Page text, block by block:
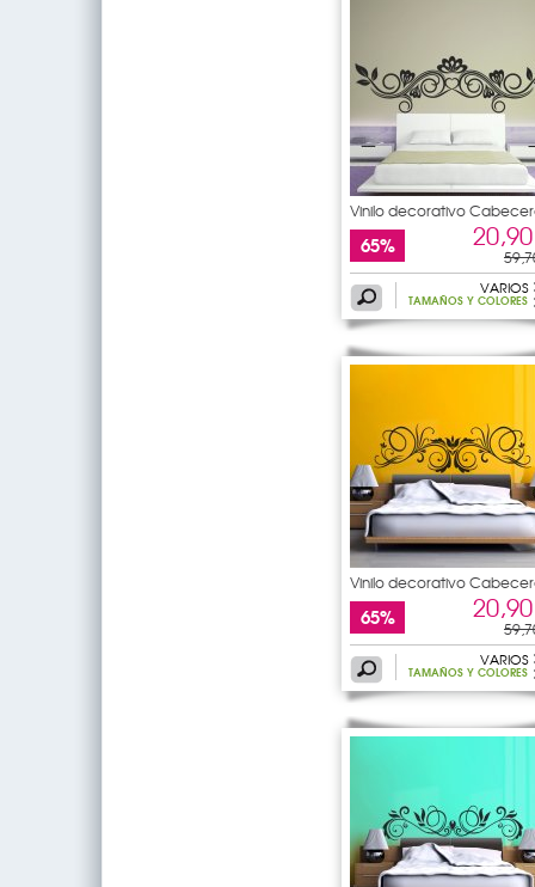
Vinilo decorativo
de
65%
VARIOS
TAMAÑOS Y COLORES
Vinilo decorativo
de
65%
VARIOS
TAMAÑOS Y COLORES